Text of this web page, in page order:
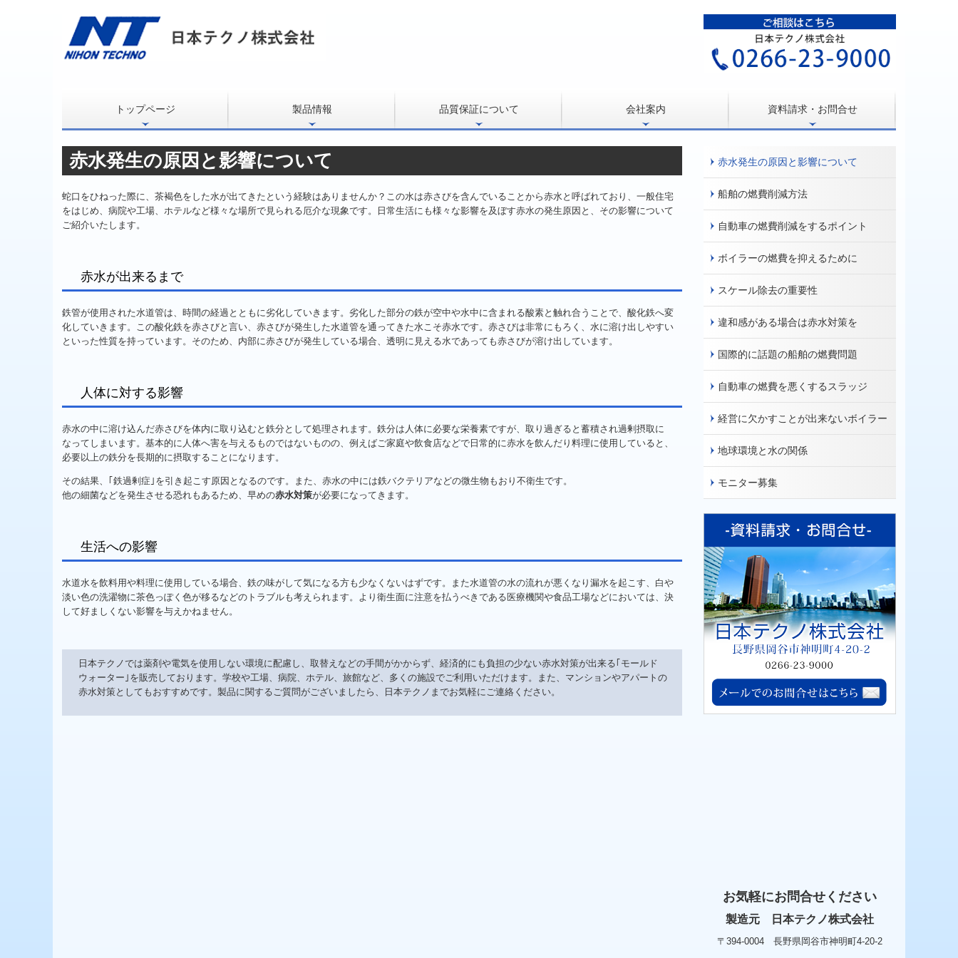
トップページ 製品情報
モールドウォーター
モールドウォーター・エコミスト
ボイラーアップマン
燃費とく・トク君２
燃費削減丸
（簡易型）水質改善装置『BPF-1』
ミックスジェット
品質保証について 会社案内 資料請求・お問合せ
赤水発生の原因と影響について
蛇口をひねった際に、茶褐色をした水が出てきたという経験はありませんか？この水は赤さびを含んでいることから赤水と呼ばれており、一般住宅
をはじめ、 病院や工場 ホテルなど様々な場所で見られる厄介な現象です。日常生活にも様々な影響を及ぼす赤水の発生原因と、その影響について
ご紹介いたします。
赤水が出来るまで
鉄管が使用された水道管は、時間の経過とともに劣化していきます。劣化した部分の鉄が空中や水中に含まれる酸素と触れ合うことで、酸化鉄へ変
化していきます。この酸化鉄を赤さびと言い、赤さびが発生した水道管を通ってきた水こそ赤水です。赤さびは非常にもろく、水に溶け出しやすい
といった性質を持っています。そのため、内部に赤さびが発生している場合、透明に見える水であっても赤さびが溶け出しています。
人体に対する影響
赤水の中に溶け込んだ赤さびを体内に取り込むと鉄分として処理されます。鉄分は人体に必要な栄養素ですが、取り過ぎると蓄積され過剰摂取に
なってしまいます。基本的に人体へ害を与えるものではないものの、例えばご家庭や飲食店などで日常的に赤水を飲んだり料理に使用していると、
必要以上の鉄分を長期的に摂取することになります。
その結果、｢鉄過剰症｣を引き起こす原因となるのです。また、赤水の中には鉄バクテリアなどの微生物もおり不衛生です。
他の細菌などを発生させる恐れもあるため、早めの赤水対策が必要になってきます。
生活への影響
水道水を飲料用や料理に使用している場合、鉄の味がして気になる方も少なくないはずです。また水道管の水の流れが悪くなり漏水を起こす、白や
淡い色の洗濯物に茶色っぽく色が移るなどのトラブルも考えられます。より衛生面に注意を払うべきである医療機関や食品工場などにおいては、決
して好ましくない影響を与えかねません。
日本テクノでは薬剤や電気を使用しない環境に配慮し、取替えなどの手間がかからず、経済的にも負担の少ない赤水対策が出来る｢モールド
ウォーター｣を販売しております。 学校や工場、病院、ホテル、 旅館など、多くの施設でご利用いただけます。また、マンションやアパートの
赤水対策としてもおすすめです。製品に関するご質問がございましたら、日本テクノまでお気軽にご連絡ください。
赤水発生の原因と影響について
船舶の燃費削減方法
自動車の燃費削減をするポイント
ボイラーの燃費を抑えるために
スケール除去の重要性
違和感がある場合は赤水対策を
国際的に話題の船舶の燃費問題
自動車の燃費を悪くするスラッジ
経営に欠かすことが出来ないボイラー
地球環境と水の関係
モニター募集
お気軽にお問合せください
製造元 日本テクノ株式会社
〒394-0004 長野県岡谷市神明町4-20-2